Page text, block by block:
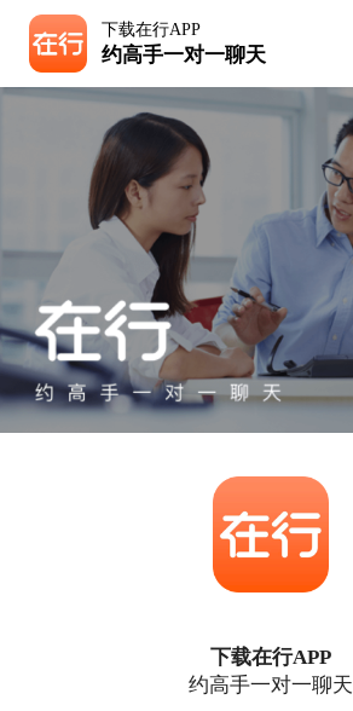
下载在行APP
约高手一对一聊天
下载在行APP
约高手一对一聊天